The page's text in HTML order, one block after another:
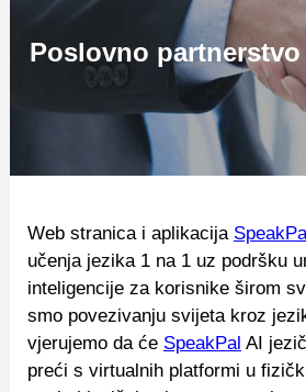
Poslovno partnerstvo
Web stranica i aplikacija
učenja jezika 1 na 1 uz podršku
inteligencije za korisnike širom
smo povezivanju svijeta kroz
vjerujemo da će SpeakPal AI
preći s virtualnih platformi u